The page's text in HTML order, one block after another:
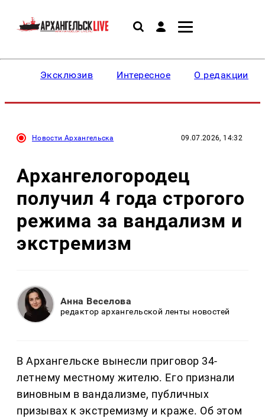
Эксклюзив Интересное О редакции
Новости Архангельска 09.07.2026, 14:32
Архангелогородец
получил 4 года строгого
режима за вандализм и
экстремизм
Анна Веселова
редактор архангельской ленты новостей
В Архангельске вынесли приговор 34-
летнему местному жителю. Его признали
виновным в вандализме, публичных
призывах к экстремизму и краже. Об этом